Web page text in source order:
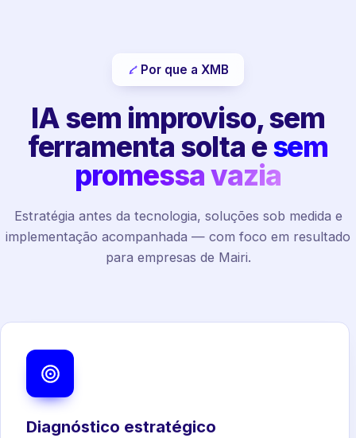
Por que a XMB
IA sem improviso, sem
ferramenta solta esem
promessa vazia
Estratégia antes da tecnologia, soluções sob medida e
implementação acompanhada — com foco em resultado
para empresas de Mairi.
Diagnóstico estratégico